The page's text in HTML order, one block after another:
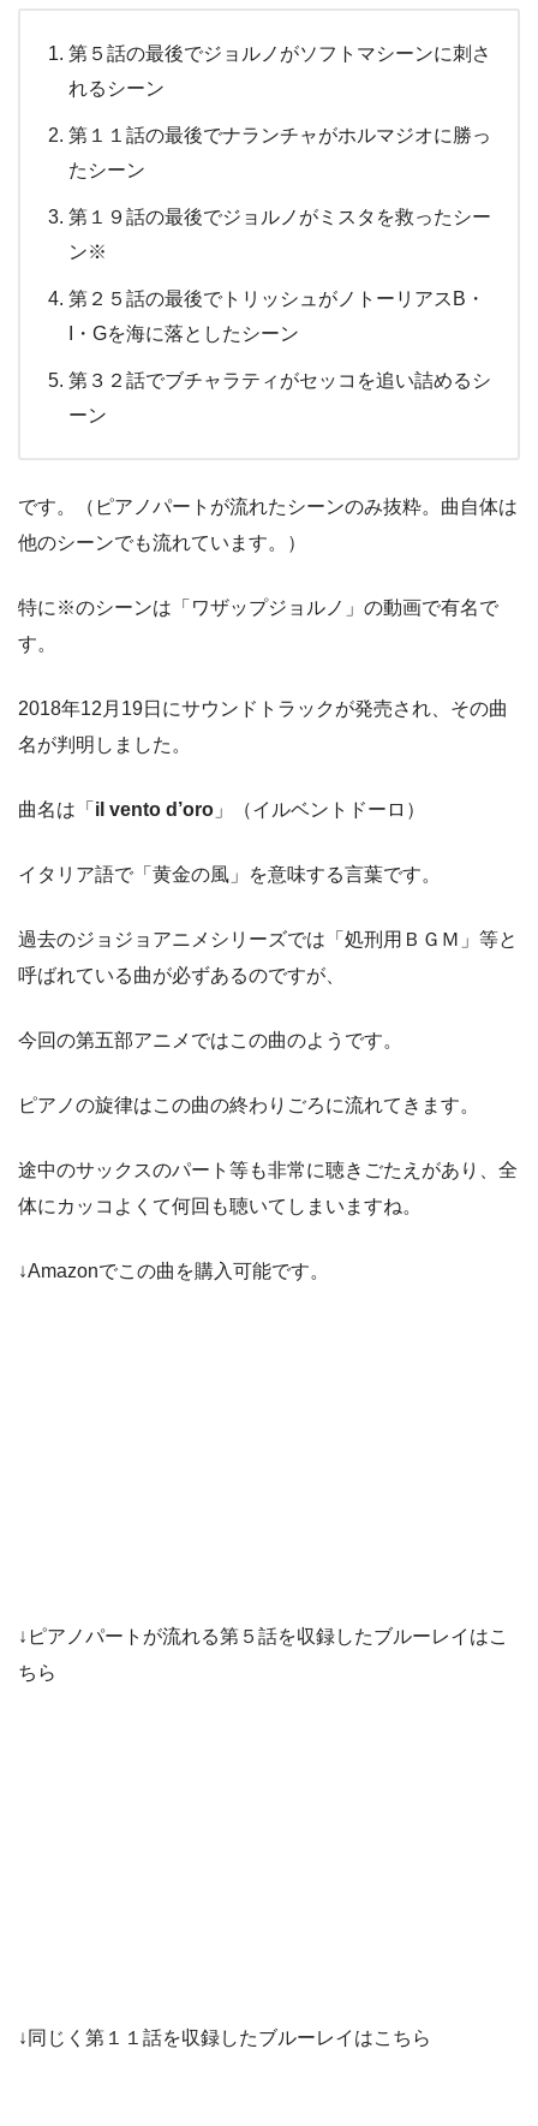
第５話の最後でジョルノがソフトマシーンに刺さ
れるシーン
第１１話の最後でナランチャがホルマジオに勝っ
たシーン
第１９話の最後でジョルノがミスタを救ったシー
ン※
第２５話の最後でトリッシュがノトーリアスB・
I・Gを海に落としたシーン
第３２話でブチャラティがセッコを追い詰めるシ
ーン
です。（ピアノパートが流れたシーンのみ抜粋。曲自体は
他のシーンでも流れています。）
特に※のシーンは「ワザップジョルノ」の動画で有名で
す。
2018年12月19日にサウンドトラックが発売され、その曲
名が判明しました。
曲名は「 il vento d’oro 」（イルベントドーロ）
イタリア語で「黄金の風」を意味する言葉です。
過去のジョジョアニメシリーズでは「処刑用ＢＧＭ」等と
呼ばれている曲が必ずあるのですが、
今回の第五部アニメではこの曲のようです。
ピアノの旋律はこの曲の終わりごろに流れてきます。
途中のサックスのパート等も非常に聴きごたえがあり、全
体にカッコよくて何回も聴いてしまいますね。
↓Amazonでこの曲を購入可能です。
↓ピアノパートが流れる第５話を収録したブルーレイはこ
ちら
↓同じく第１１話を収録したブルーレイはこちら